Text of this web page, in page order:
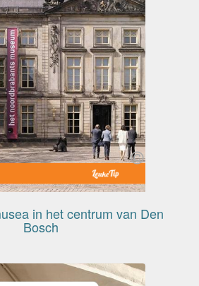
in het centrum van Den
Bosch